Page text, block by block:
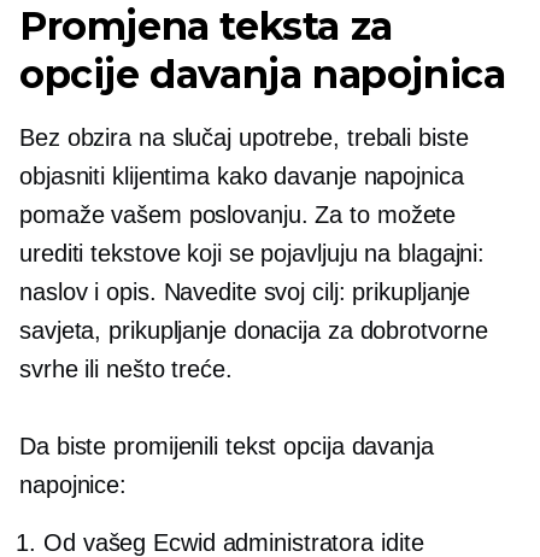
Promjena teksta za
opcije davanja napojnica
Bez obzira na slučaj upotrebe, trebali biste
objasniti klijentima kako davanje napojnica
pomaže vašem poslovanju. Za to možete
urediti tekstove koji se pojavljuju na blagajni:
naslov i opis. Navedite svoj cilj: prikupljanje
savjeta, prikupljanje donacija za dobrotvorne
svrhe ili nešto treće.
Da biste promijenili tekst opcija davanja
napojnice:
Od vašeg Ecwid administratora idite